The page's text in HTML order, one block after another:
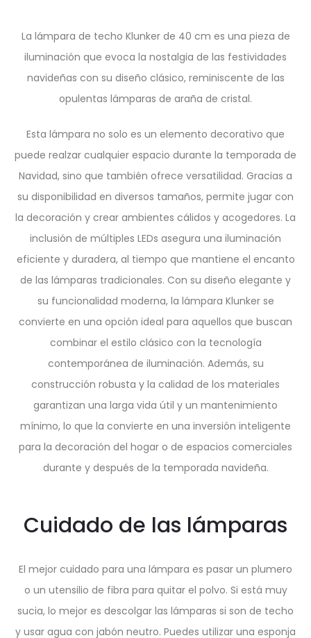
La lámpara de techo Klunker de 40 cm es una pieza de
iluminación que evoca la nostalgia de las festividades
navideñas con su diseño clásico, reminiscente de las
opulentas lámparas de araña de cristal.
Esta lámpara no solo es un elemento decorativo que
puede realzar cualquier espacio durante la temporada de
Navidad, sino que también ofrece versatilidad. Gracias a
su disponibilidad en diversos tamaños, permite jugar con
la decoración y crear ambientes cálidos y acogedores. La
inclusión de múltiples LEDs asegura una iluminación
eficiente y duradera, al tiempo que mantiene el encanto
de las lámparas tradicionales. Con su diseño elegante y
su funcionalidad moderna, la lámpara Klunker se
convierte en una opción ideal para aquellos que buscan
combinar el estilo clásico con la tecnología
contemporánea de iluminación. Además, su
construcción robusta y la calidad de los materiales
garantizan una larga vida útil y un mantenimiento
mínimo, lo que la convierte en una inversión inteligente
para la decoración del hogar o de espacios comerciales
durante y después de la temporada navideña.
Cuidado de las lámparas
El mejor cuidado para una lámpara es pasar un plumero
o un utensilio de fibra para quitar el polvo. Si está muy
sucia, lo mejor es descolgar las lámparas si son de techo
y usar agua con jabón neutro. Puedes utilizar una esponja